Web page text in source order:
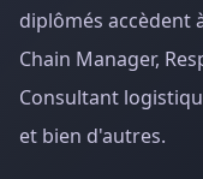
diplômés accèdent
Chain Manager,
Consultant
et bien d'autres.